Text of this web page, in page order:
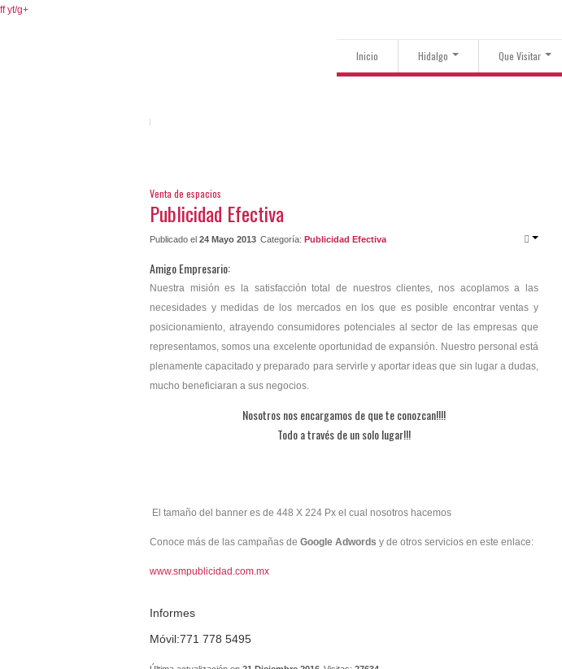
ff yt/g+
Inicio Hidalgo Que Visitar
Venta de espacios
Publicidad Efectiva
Publicado el 24 Mayo 2013 Categoría: Publicidad Efectiva
Amigo Empresario:
Nuestra misión es la satisfacción total de nuestros clientes, nos acoplamos a las
necesidades y medidas de los mercados en los que es posible encontrar ventas y
posicionamiento, atrayendo consumidores potenciales al sector de las empresas que
representamos, somos una excelente oportunidad de expansión. Nuestro personal está
plenamente capacitado y preparado para servirle y aportar ideas que sin lugar a dudas,
mucho beneficiaran a sus negocios.
Nosotros nos encargamos de que te conozcan!!!!
Todo a través de un solo lugar!!!
El tamaño del banner es de 448 X 224 Px el cual nosotros hacemos
Conoce más de las campañas de Google Adwords y de otros servicios en este enlace:
www.smpublicidad.com.mx
Informes
Móvil:771 778 5495